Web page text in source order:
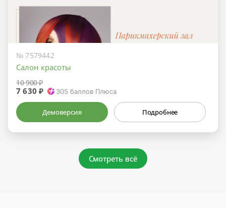
№ 7579442
Салон красоты
10 900 ₽
7 630 ₽ 305 баллов Плюса
Демоверсия Подробнее
Смотреть всё